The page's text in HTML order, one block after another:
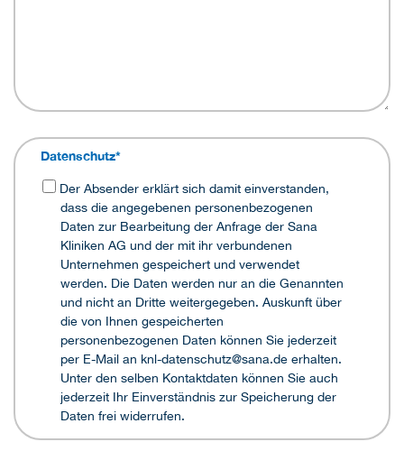
Datenschutz*
dass die angegebenen personenbezogenen
Daten zur Bearbeitung der Anfrage der Sana
Kliniken AG und der mit ihr verbundenen
Unternehmen gespeichert und verwendet
werden. Die Daten werden nur an die Genannten
und nicht an Dritte weitergegeben. Auskunft über
die von Ihnen gespeicherten
personenbezogenen Daten können Sie jederzeit
per E-Mail an knl-datenschutz@sana.de erhalten.
Unter den selben Kontaktdaten können Sie auch
jederzeit Ihr Einverständnis zur Speicherung der
Daten frei widerrufen.